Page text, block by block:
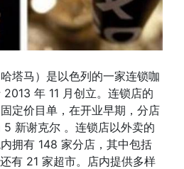
塔马）是以色列的一家连锁咖
年 11 月创立。连锁店的
定价目单，在开业早期，分店
新谢克尔 。连锁店以外卖的
拥有 148 家分店，其中包括
有 21 家超市。店内提供多样